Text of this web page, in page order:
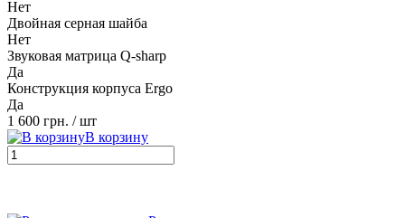
Нет
Двойная серная шайба
Нет
Звуковая матрица Q-sharp
Да
Конструкция корпуса Ergo
Да
1 600 грн. / шт
В корзину